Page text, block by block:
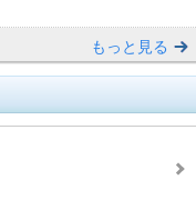
もっと見る